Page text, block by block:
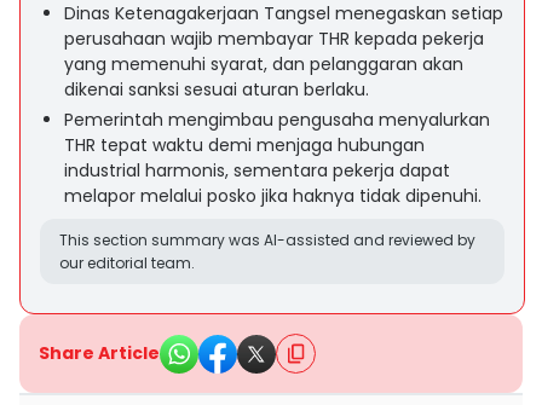
Dinas Ketenagakerjaan Tangsel menegaskan setiap
perusahaan wajib membayar THR kepada pekerja
yang memenuhi syarat, dan pelanggaran akan
dikenai sanksi sesuai aturan berlaku.
Pemerintah mengimbau pengusaha menyalurkan
THR tepat waktu demi menjaga hubungan
industrial harmonis, sementara pekerja dapat
melapor melalui posko jika haknya tidak dipenuhi.
This section summary was AI-assisted and reviewed by
our editorial team.
Share Article